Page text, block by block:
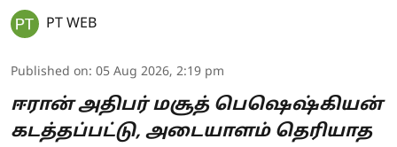
PT WEB
Published on: 05 Aug 2026, 2:19 pm
ஈரான் அதிபர் மசூத் பெஷெஷ்கியன்
கடத்தப்பட்டு, அடையாளம் தெரியாத